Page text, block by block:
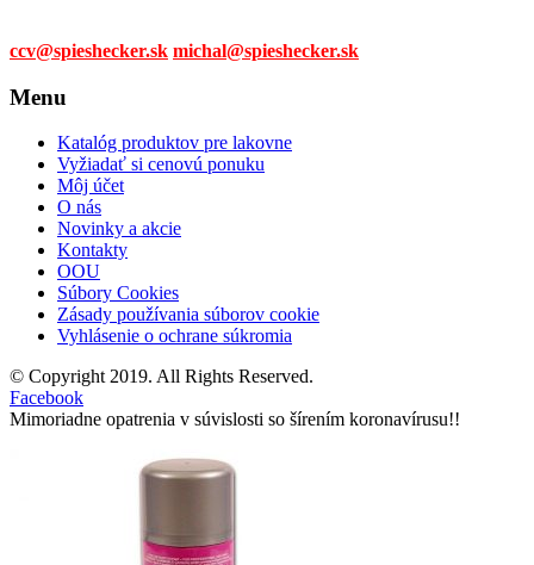
ccv@spieshecker.sk michal@spieshecker.sk
Menu
Katalóg produktov pre lakovne
Vyžiadať si cenovú ponuku
Môj účet
O nás
Novinky a akcie
Kontakty
OOU
Súbory Cookies
Zásady používania súborov cookie
Vyhlásenie o ochrane súkromia
© Copyright 2019. All Rights Reserved.
Facebook
Mimoriadne opatrenia v súvislosti so šírením koronavírusu!!